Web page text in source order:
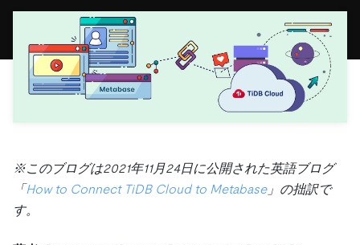
TiKV
TiSpark
OSS
ユースケース
運用インテリジェンスの活用
MySQLワークロードの近代化
Build GenAI Applications
イベント
Discord Community
PingCAP University
Trust Hub
お客様のデータの機密性、可用性、安全
ます。
ニュース
会社
キャリア
パート
TiDB
開発者ガイド
無料で始める
※このブログは2021年11月24日に公開された英語ブログ
「How to Connect TiDB Cloud to Metabase」の拙訳で
す。